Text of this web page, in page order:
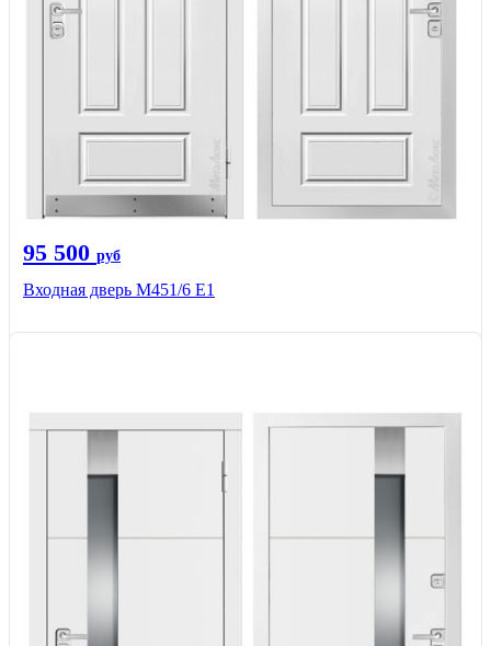
95 500 руб
Входная дверь М451/6 Е1